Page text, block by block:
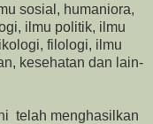
sosial, humaniora,
ilmu politik, ilmu
filologi, ilmu
kesehatan dan lain-
telah menghasilkan